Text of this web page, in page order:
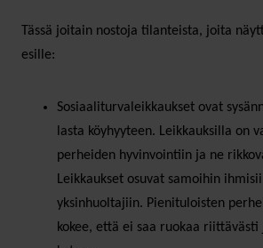
Tässä joitain nostoja tilanteista, joita
esille:
Sosiaaliturvaleikkaukset ovat
lasta köyhyyteen. Leikkauksilla on
perheiden hyvinvointiin ja ne
Leikkaukset osuvat samoihin
yksinhuoltajiin. Pienituloisten
kokee, että ei saa ruokaa riittävästi